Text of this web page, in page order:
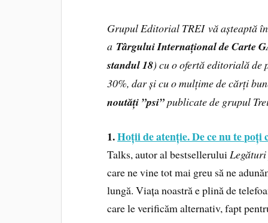
Grupul Editorial TREI vă așteaptă
a Târgului Internațional de Carte
standul 18) cu o ofertă editorială de
30%, dar și cu o mulțime de cărți
noutăți ”psi”publicate de grupul
1.Hoții de atenție. De ce nu te poți
Talks, autor al bestsellerului
care ne vine tot mai greu să ne
lungă. Viața noastră e plină de
care le verificăm alternativ, fapt